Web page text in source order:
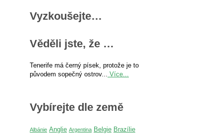
Vyzkoušejte…
Věděli jste, že …
Tenerife má černý písek, protože je to
původem sopečný ostrov...
Více...
Vybírejte dle země
Albánie Anglie Argentina Belgie Brazílie